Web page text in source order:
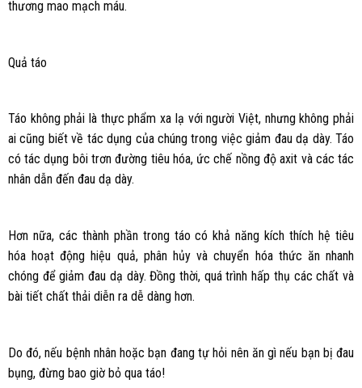
thương mao mạch máu.
Quả táo
Táo không phải là thực phẩm xa lạ với người Việt, nhưng không phải
ai cũng biết về tác dụng của chúng trong việc giảm đau dạ dày. Táo
có tác dụng bôi trơn đường tiêu hóa, ức chế nồng độ axit và các tác
nhân dẫn đến đau dạ dày.
Hơn nữa, các thành phần trong táo có khả năng kích thích hệ tiêu
hóa hoạt động hiệu quả, phân hủy và chuyển hóa thức ăn nhanh
chóng để giảm đau dạ dày. Đồng thời, quá trình hấp thụ các chất và
bài tiết chất thải diễn ra dễ dàng hơn.
Do đó, nếu bệnh nhân hoặc bạn đang tự hỏi nên ăn gì nếu bạn bị đau
bụng, đừng bao giờ bỏ qua táo!